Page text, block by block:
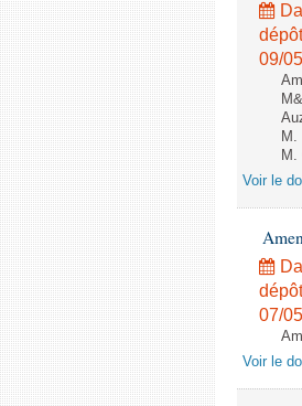
09/
M.
M.
Voir le
07/
Voir le